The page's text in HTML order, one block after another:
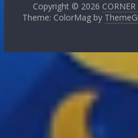
Copyright © 2026
Theme: ColorMag by